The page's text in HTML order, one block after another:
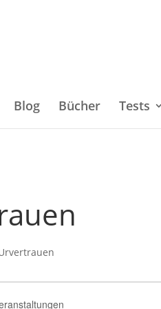
Blog Bücher Tests